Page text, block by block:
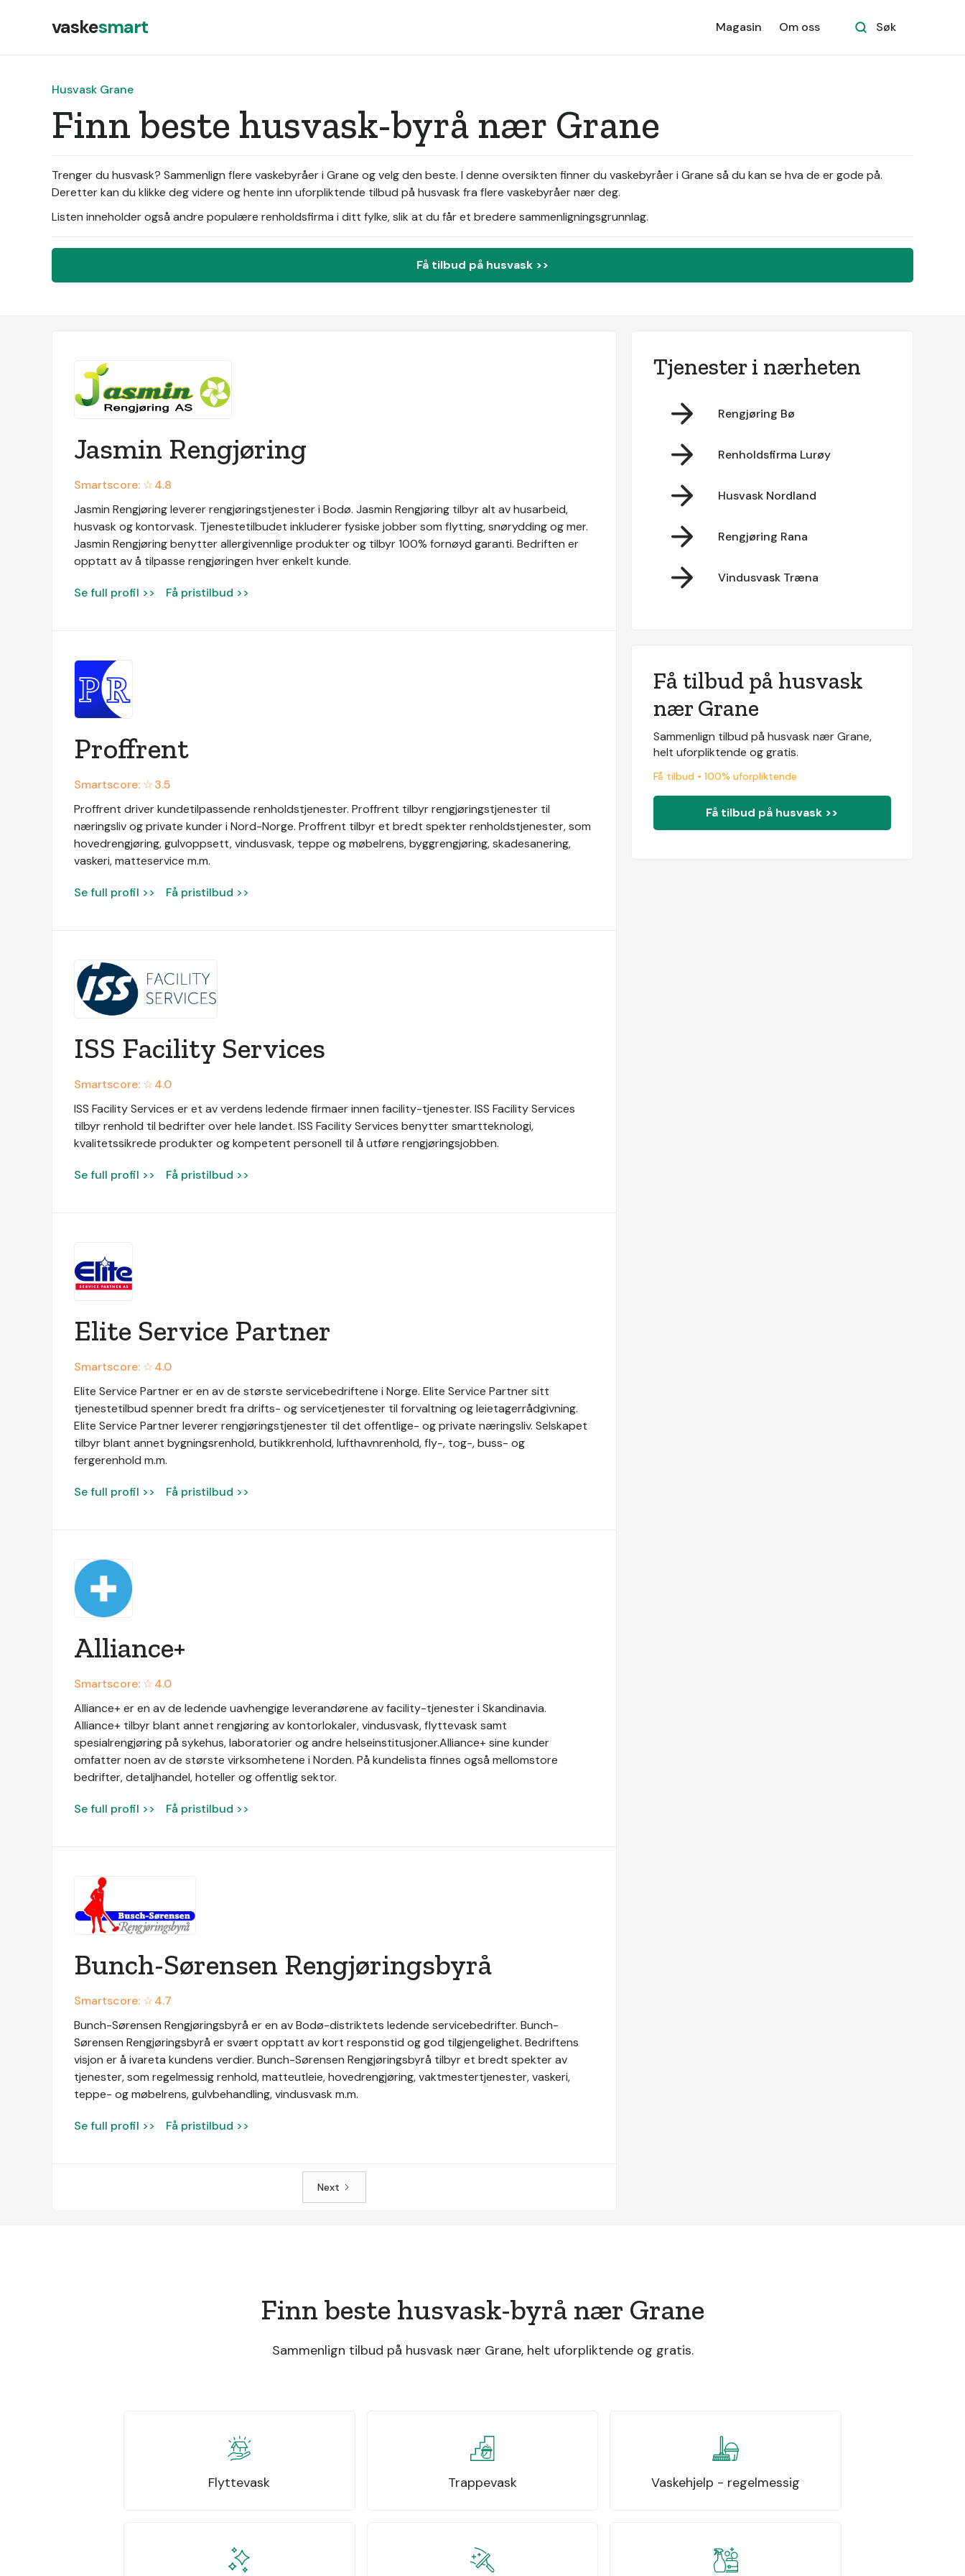
vaskesmart Magasin Om oss Søk
Husvask Grane
Finn beste husvask-byrå nær Grane
Trenger du husvask? Sammenlign flere vaskebyråer i Grane og velg den beste. I denne oversikten finner du vaskebyråer i Grane så du kan se hva de er gode på.
Deretter kan du klikke deg videre og hente inn uforpliktende tilbud på husvask fra flere vaskebyråer nær deg.
Listen inneholder også andre populære renholdsfirma i ditt fylke, slik at du får et bredere sammenligningsgrunnlag.
Få tilbud på husvask >>
Jasmin Rengjøring
Smartscore: ☆4.8
Jasmin Rengjøring leverer rengjøringstjenester i Bodø. Jasmin Rengjøring tilbyr alt av husarbeid,
husvask og kontorvask. Tjenestetilbudet inkluderer fysiske jobber som flytting, snørydding og mer.
Jasmin Rengjøring benytter allergivennlige produkter og tilbyr 100% fornøyd garanti. Bedriften er
opptatt av å tilpasse rengjøringen hver enkelt kunde.
Se full profil >> Få pristilbud >>
Proffrent
Smartscore: ☆3.5
Proffrent driver kundetilpassende renholdstjenester. Proffrent tilbyr rengjøringstjenester til
næringsliv og private kunder i Nord-Norge. Proffrent tilbyr et bredt spekter renholdstjenester, som
hovedrengjøring, gulvoppsett, vindusvask, teppe og møbelrens, byggrengjøring, skadesanering,
vaskeri, matteservice m.m.
Se full profil >> Få pristilbud >>
ISS Facility Services
Smartscore: ☆4.0
ISS Facility Services er et av verdens ledende firmaer innen facility-tjenester. ISS Facility Services
tilbyr renhold til bedrifter over hele landet. ISS Facility Services benytter smartteknologi,
kvalitetssikrede produkter og kompetent personell til å utføre rengjøringsjobben.
Se full profil >> Få pristilbud >>
Elite Service Partner
Smartscore: ☆4.0
Elite Service Partner er en av de største servicebedriftene i Norge. Elite Service Partner sitt
tjenestetilbud spenner bredt fra drifts- og servicetjenester til forvaltning og leietagerrådgivning.
Elite Service Partner leverer rengjøringstjenester til det offentlige- og private næringsliv. Selskapet
tilbyr blant annet bygningsrenhold, butikkrenhold, lufthavnrenhold, fly-, tog-, buss- og
fergerenhold m.m.
Se full profil >> Få pristilbud >>
Alliance+
Smartscore: ☆4.0
Alliance+ er en av de ledende uavhengige leverandørene av facility-tjenester i Skandinavia.
Alliance+ tilbyr blant annet rengjøring av kontorlokaler, vindusvask, flyttevask samt
spesialrengjøring på sykehus, laboratorier og andre helseinstitusjoner.Alliance+ sine kunder
omfatter noen av de største virksomhetene i Norden. På kundelista finnes også mellomstore
bedrifter, detaljhandel, hoteller og offentlig sektor.
Se full profil >> Få pristilbud >>
Bunch-Sørensen Rengjøringsbyrå
Smartscore: ☆4.7
Bunch-Sørensen Rengjøringsbyrå er en av Bodø-distriktets ledende servicebedrifter. Bunch-
Sørensen Rengjøringsbyrå er svært opptatt av kort responstid og god tilgjengelighet. Bedriftens
visjon er å ivareta kundens verdier. Bunch-Sørensen Rengjøringsbyrå tilbyr et bredt spekter av
tjenester, som regelmessig renhold, matteutleie, hovedrengjøring, vaktmestertjenester, vaskeri,
teppe- og møbelrens, gulvbehandling, vindusvask m.m.
Se full profil >> Få pristilbud >>
Next
Tjenester i nærheten
Rengjøring Bø
Renholdsfirma Lurøy
Husvask Nordland
Rengjøring Rana
Vindusvask Træna
Få tilbud på husvask
nær Grane
Sammenlign tilbud på husvask nær Grane,
helt uforpliktende og gratis.
Få tilbud • 100% uforpliktende
Få tilbud på husvask >>
Finn beste husvask-byrå nær Grane
Sammenlign tilbud på husvask nær Grane, helt uforpliktende og gratis.
Flyttevask Trappevask Vaskehjelp - regelmessig